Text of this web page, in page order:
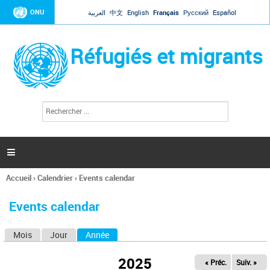
Jump to navigation
ONU العربية 中文 English Français Русский Español
Réfugiés et migrants
l
c
h
e

Vous
ici
Accueil›Calendrier› Events calendar
Events calendar
Mois Jour Année
2025 « Préc. Suiv. »